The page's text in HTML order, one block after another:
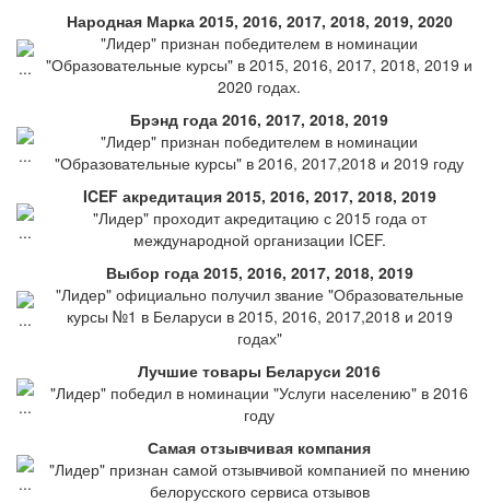
Народная Марка 2015, 2016, 2017, 2018, 2019, 2020
"Лидер" признан победителем в номинации
"Образовательные курсы" в 2015, 2016, 2017, 2018, 2019 и
2020 годах.
Брэнд года 2016, 2017, 2018, 2019
"Лидер" признан победителем в номинации
"Образовательные курсы" в 2016, 2017,2018 и 2019 году
ICEF акредитация 2015, 2016, 2017, 2018, 2019
"Лидер" проходит акредитацию с 2015 года от
международной организации ICEF.
Выбор года 2015, 2016, 2017, 2018, 2019
"Лидер" официально получил звание "Образовательные
курсы №1 в Беларуси в 2015, 2016, 2017,2018 и 2019
годах"
Лучшие товары Беларуси 2016
"Лидер" победил в номинации "Услуги населению" в 2016
году
Самая отзывчивая компания
"Лидер" признан самой отзывчивой компанией по мнению
белорусского сервиса отзывов